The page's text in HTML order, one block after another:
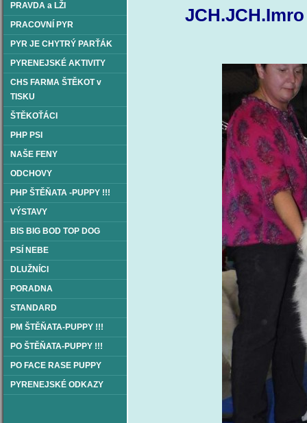
PRAVDA a LŽI
PRACOVNÍ PYR
PYR JE CHYTRÝ PARŤÁK
PYRENEJSKÉ AKTIVITY
CHS FARMA ŠTĚKOT v
TISKU
ŠTĚKOŤÁCI
PHP PSI
NAŠE FENY
ODCHOVY
PHP ŠTĚŇATA -PUPPY !!!
VÝSTAVY
BIS BIG BOD TOP DOG
PSÍ NEBE
DLUŽNÍCI
PORADNA
STANDARD
PM ŠTĚŇATA-PUPPY !!!
PO ŠTĚŇATA-PUPPY !!!
PO FACE RASE PUPPY
PYRENEJSKÉ ODKAZY